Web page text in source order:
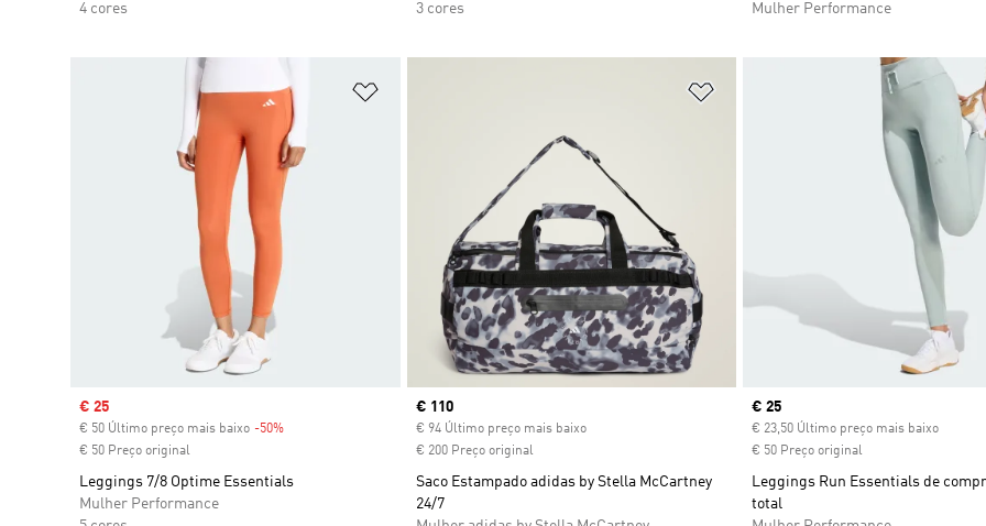
4 cores
3 cores
Mulher Performance
Sale price
€ 25
€ 50 Último preço mais baixo -50%
€ 50 Preço original
Leggings 7/8 Optime Essentials
Mulher Performance
Adicionar à Lista de Desejos
Current price
€ 110
€ 94 Último preço mais baixo
€ 200 Preço original
Saco Estampado adidas by Stella McCartney
24/7
Current price
€ 25
€ 23,50 Último preço mais baixo
€ 50 Preço original
Leggings Run Essentials de
total